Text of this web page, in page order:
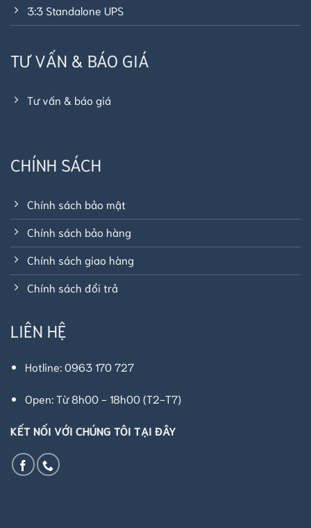
3:3 Standalone UPS
TƯ VẤN & BÁO GIÁ
Tư vấn & báo giá
CHÍNH SÁCH
Chính sách bảo mật
Chính sách bảo hàng
Chính sách giao hàng
Chính sách đổi trả
LIÊN HỆ
Hotline: 0963 170 727
Open: Từ 8h00 - 18h00 (T2-T7)
KẾT NỐI VỚI CHÚNG TÔI TẠI ĐÂY